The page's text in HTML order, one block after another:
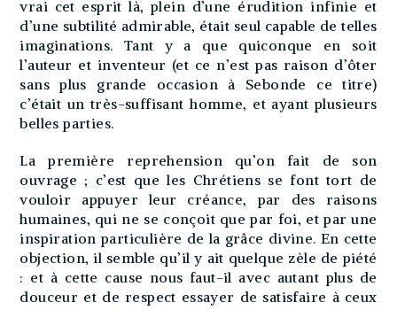
vrai cet esprit là, plein d’une érudition infinie et
d’une subtilité admirable, était seul capable de telles
imaginations. Tant y a que quiconque en soit
l’auteur et inventeur (et ce n’est pas raison d’ôter
sans plus grande occasion à Sebonde ce titre)
c’était un très-suffisant homme, et ayant plusieurs
belles parties.
La première reprehension qu’on fait de son
ouvrage ; c’est que les Chrétiens se font tort de
vouloir appuyer leur créance, par des raisons
humaines, qui ne se conçoit que par foi, et par une
inspiration particulière de la grâce divine. En cette
objection, il semble qu’il y ait quelque zèle de piété
: et à cette cause nous faut-il avec autant plus de
douceur et de respect essayer de satisfaire à ceux